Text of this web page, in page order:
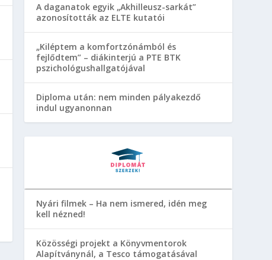
A daganatok egyik „Akhilleusz-sarkát”
azonosították az ELTE kutatói
„Kiléptem a komfortzónámból és
fejlődtem” – diákinterjú a PTE BTK
pszichológushallgatójával
Diploma után: nem minden pályakezdő
indul ugyanonnan
Nyári filmek – Ha nem ismered, idén meg
kell nézned!
Közösségi projekt a Könyvmentorok
Alapítványnál, a Tesco támogatásával